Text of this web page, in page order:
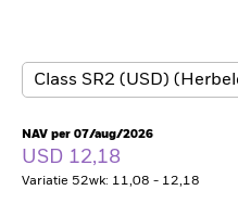
Particulieren
Nederland
Change location
NAV per 07/aug/2026
USD 12,18
Variatie 52wk: 11,08 - 12,18